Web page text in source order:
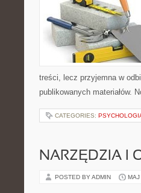
treści, lecz przyjemna w
publikowanych materiałów.
CATEGORIES:
NARZĘDZIA I
POSTED BY ADMIN